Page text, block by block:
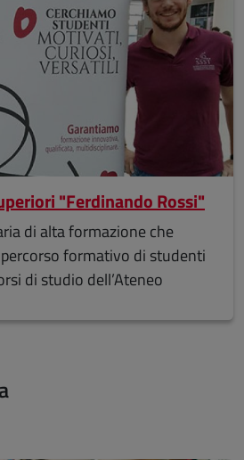
"Ferdinando Rossi"
di alta formazione che
formativo di studenti
di studio dell’Ateneo